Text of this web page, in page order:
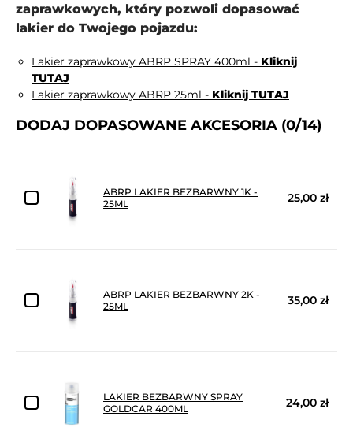
zaprawkowych, który pozwoli dopasować
lakier do Twojego pojazdu:
Lakier zaprawkowy ABRP SPRAY 400ml - Kliknij
TUTAJ
Lakier zaprawkowy ABRP 25ml - Kliknij TUTAJ
DODAJ DOPASOWANE AKCESORIA (0/14)
ABRP LAKIER BEZBARWNY 1K -
25ML
25,00 zł
ABRP LAKIER BEZBARWNY 2K -
25ML
35,00 zł
LAKIER BEZBARWNY SPRAY
GOLDCAR 400ML
24,00 zł